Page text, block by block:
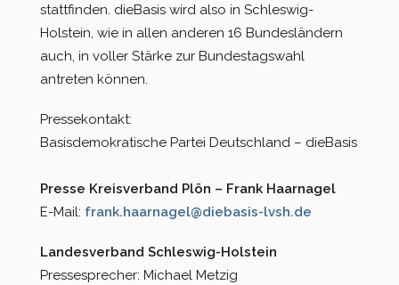
stattfinden. dieBasis wird also in Schleswig-
Holstein, wie in allen anderen 16 Bundesländern
auch, in voller Stärke zur Bundestagswahl
antreten können.
Pressekontakt:
Basisdemokratische Partei Deutschland – dieBasis
Presse Kreisverband Plön – Frank Haarnagel
E-Mail: frank.haarnagel@diebasis-lvsh.de
Landesverband Schleswig-Holstein
Pressesprecher: Michael Metzig